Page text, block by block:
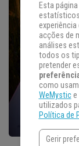
Esta
estatísticos
acções de
análises
todos os
pretender
como
WeMystice
utilizados
Política de
Gerir